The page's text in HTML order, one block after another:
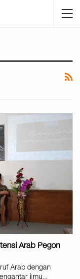
Arab Pegon
Arab dengan
ilmu…